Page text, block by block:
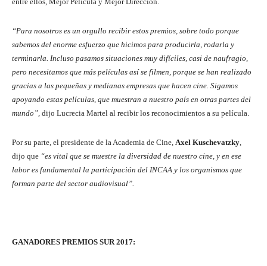
“Para nosotros es un orgullo recibir estos premios, sobre todo porque
sabemos del enorme esfuerzo que hicimos para producirla, rodarla y
terminarla. Incluso pasamos situaciones muy difíciles, casi de naufragio,
pero necesitamos que más películas así se filmen, porque se han realizado
gracias a las pequeñas y medianas empresas que hacen cine. Sigamos
apoyando estas películas, que muestran a nuestro país en otras partes del
mundo”, dijo Lucrecia Martel al recibir los reconocimientos a su película.
Por su parte, el presidente de la Academia de Cine, Axel Kuschevatzky,
dijo que “es vital que se muestre la diversidad de nuestro cine, y en ese
labor es fundamental la participación del INCAA y los organismos que
forman parte del sector audiovisual”.
GANADORES PREMIOS SUR 2017: